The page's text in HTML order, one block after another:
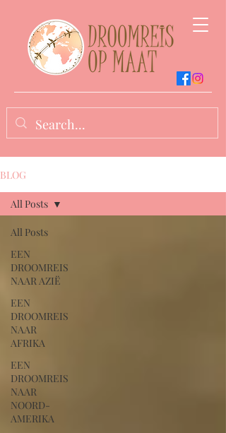
BLOG
All Posts
EEN
DROOMREIS
NAAR AZIË
EEN
DROOMREIS
NAAR
AFRIKA
EEN
DROOMREIS
NAAR
NOORD-
AMERIKA
All Posts